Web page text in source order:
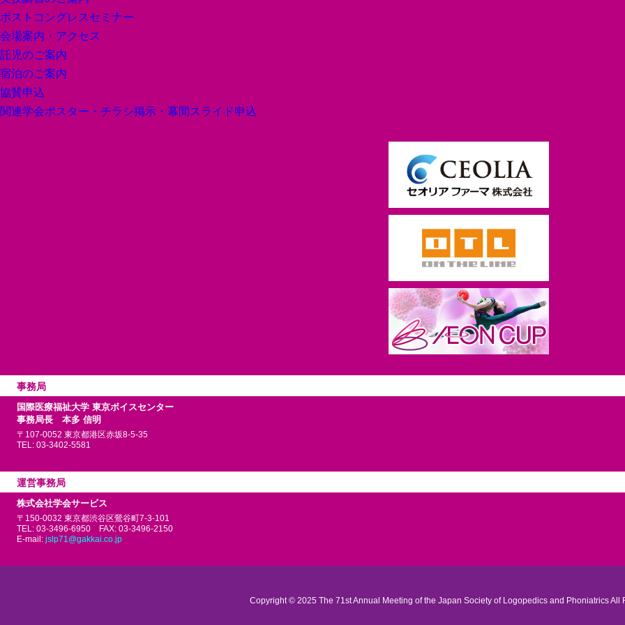
ポストコングレスセミナー
会場案内・アクセス
託児のご案内
宿泊のご案内
協賛申込
関連学会ポスター・チラシ掲示・ 幕間スライド申込
事務局
国際医療福祉大学 東京ボイスセンター
事務局長 本多 信明
〒107-0052 東京都港区赤坂8-5-35
TEL: 03-3402-5581
運営事務局
株式会社学会サービス
〒150-0032 東京都渋谷区鶯谷町7-3-101
TEL: 03-3496-6950 FAX: 03-3496-2150
E-mail: jslp71@gakkai.co.jp
Copyright © 2025 The 71st Annual Meeting of the Japan Society of Logopedics and Phoniatrics All